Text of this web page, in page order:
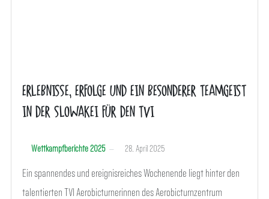
ERLEBNISSE, ERFOLGE UND EIN BESONDERER TEAMGEIST
IN DER SLOWAKEI FÜR DEN TVI
Wettkampfberichte 2025 28. April 2025
Ein spannendes und ereignisreiches Wochenende liegt hinter den
talentierten TVI Aerobicturnerinnen des Aerobicturnzentrum